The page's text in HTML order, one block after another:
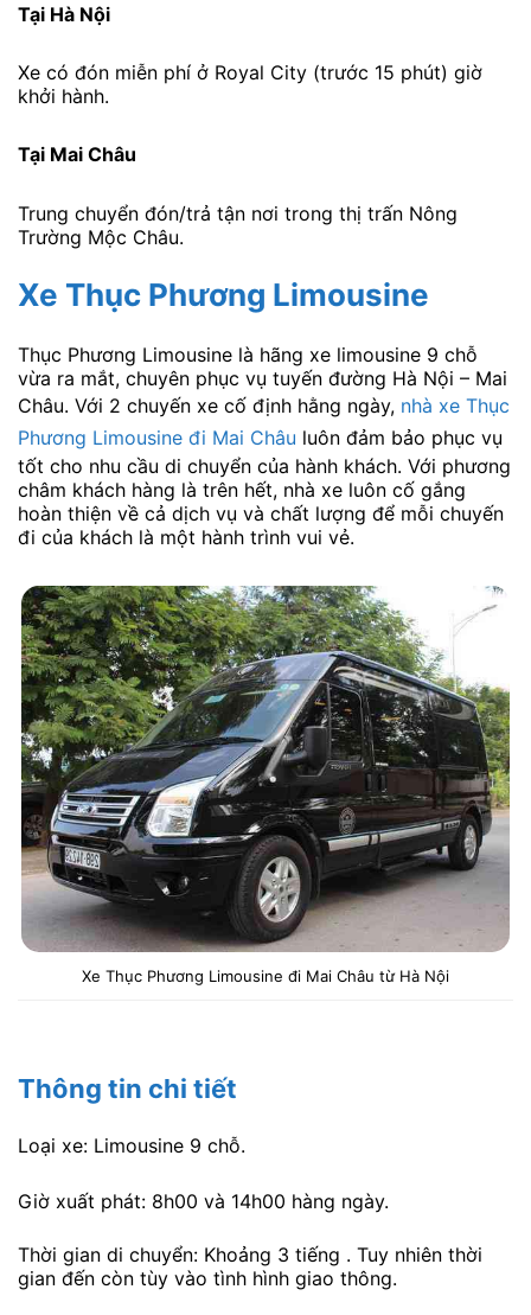
Tại Hà Nội
Xe có đón miễn phí ở Royal City (trước 15 phút) giờ
khởi hành.
Tại Mai Châu
Trung chuyển đón/trả tận nơi trong thị trấn Nông
Trường Mộc Châu.
Xe Thục Phương Limousine
Thục Phương Limousine là hãng xe limousine 9 chỗ
vừa ra mắt, chuyên phục vụ tuyến đường Hà Nội – Mai
Châu. Với 2 chuyến xe cố định hằng ngày, nhà xe Thục
Phương Limousine đi Mai Châu luôn đảm bảo phục vụ
tốt cho nhu cầu di chuyển của hành khách. Với phương
châm khách hàng là trên hết, nhà xe luôn cố gắng
hoàn thiện về cả dịch vụ và chất lượng để mỗi chuyến
đi của khách là một hành trình vui vẻ.
Xe Thục Phương Limousine đi Mai Châu từ Hà Nội
Thông tin chi tiết
Loại xe: Limousine 9 chỗ.
Giờ xuất phát: 8h00 và 14h00 hàng ngày.
Thời gian di chuyển: Khoảng 3 tiếng . Tuy nhiên thời
gian đến còn tùy vào tình hình giao thông.